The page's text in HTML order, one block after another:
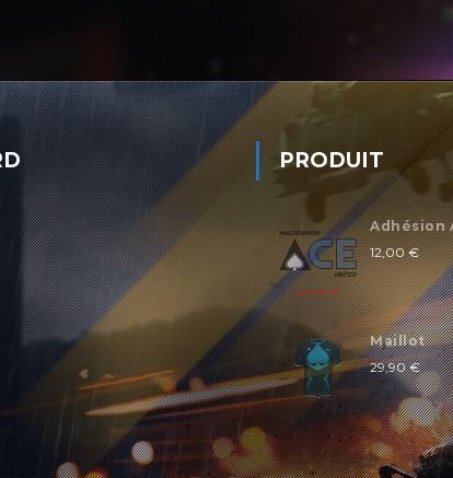
PRODUIT
Adhésion
12,00€
Maillot
29,90€